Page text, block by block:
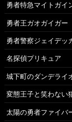
勇者特急マイトガイ
勇者王ガオガイガー
勇者警察ジェイデッ
名探偵プリキュア
城下町のダンデライ
変態王子と笑わない
太陽の勇者ファイバ